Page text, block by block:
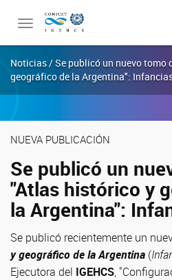
Toggle
Noticias / Se publicó un nuevo tomo
geográfico de la Argentina":
NUEVA PUBLICACIÓN
Se publicó un
"Atlas histórico y
la Argentina":
Se publicó recientemente un
y geográfico de la Argentina (
Ejecutora del IGEHCS,